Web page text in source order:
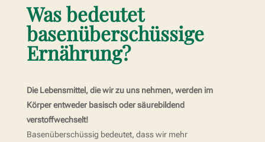
Was bedeutet
basenüberschüssige
Ernährung?
Die Lebensmittel, die wir zu uns nehmen, werden im
Körper entweder basisch oder säurebildend
verstoffwechselt!
Basenüberschüssig bedeutet, dass wir mehr